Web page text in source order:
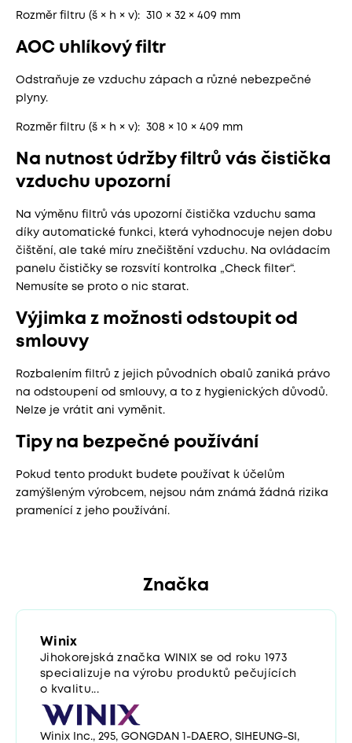
Rozměr filtru (š × h × v): 310 × 32 × 409 mm
AOC uhlíkový filtr
Odstraňuje ze vzduchu zápach a různé nebezpečné
plyny.
Rozměr filtru (š × h × v): 308 × 10 × 409 mm
Na nutnost údržby filtrů vás čistička
vzduchu upozorní
Na výměnu filtrů vás upozorní čistička vzduchu sama
díky automatické funkci, která vyhodnocuje nejen dobu
čištění, ale také míru znečištění vzduchu. Na ovládacím
panelu čističky se rozsvítí kontrolka „Check filter“.
Nemusíte se proto o nic starat.
Výjimka z možnosti odstoupit od
smlouvy
Rozbalením filtrů z jejich původních obalů zaniká právo
na odstoupení od smlouvy, a to z hygienických důvodů.
Nelze je vrátit ani vyměnit.
Tipy na bezpečné používání
Pokud tento produkt budete používat k účelům
zamýšleným výrobcem, nejsou nám známá žádná rizika
pramenící z jeho používání.
Značka
Winix
Jihokorejská značka WINIX se od roku 1973
specializuje na výrobu produktů pečujících
o kvalitu...
Winix Inc., 295, GONGDAN 1-DAERO, SIHEUNG-SI,